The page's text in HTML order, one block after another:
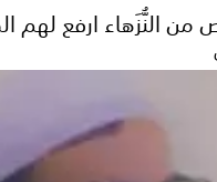
من النُّزَهاء ارفع لهم